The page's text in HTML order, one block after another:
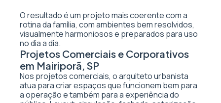
O resultado é um projeto mais coerente com a
rotina da família, com ambientes bem resolvidos,
visualmente harmoniosos e preparados para uso
no dia a dia.
Projetos Comerciais e Corporativos
em Mairiporã, SP
Nos projetos comerciais, o arquiteto urbanista
atua para criar espaços que funcionem bem para
a operação e também para a experiência do